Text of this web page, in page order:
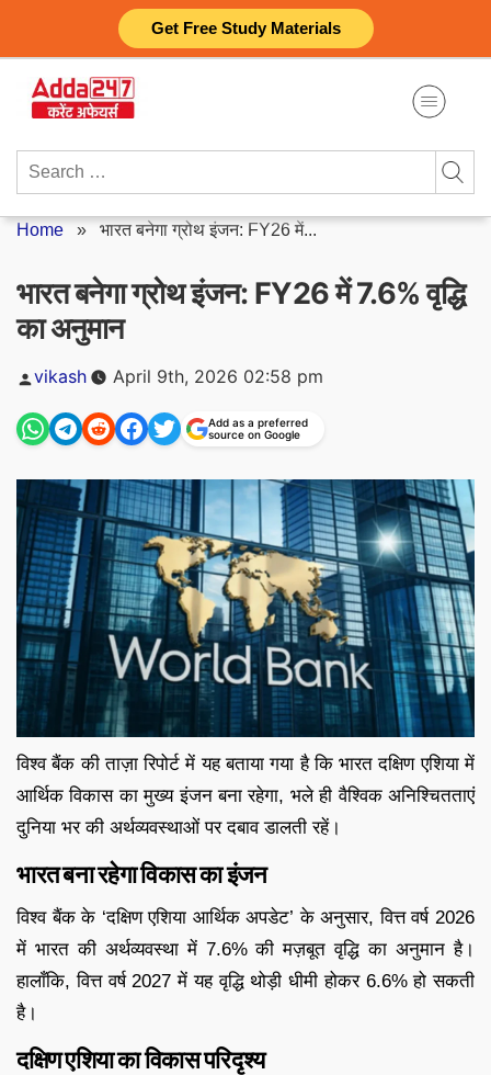
Get Free Study Materials
content
Search
Home » भारत बनेगा ग्रोथ इंजन: FY26 में...
भारत बनेगा ग्रोथ इंजन: FY26 में 7.6% वृद्धि
का अनुमान
Posted
vikash April 9th, 2026 02:58 pm
Add as a preferred
source on Google
विश्व बैंक की ताज़ा रिपोर्ट में यह बताया गया है कि भारत दक्षिण एशिया में
आर्थिक विकास का मुख्य इंजन बना रहेगा, भले ही वैश्विक अनिश्चितताएं
दुनिया भर की अर्थव्यवस्थाओं पर दबाव डालती रहें।
भारत बना रहेगा विकास का इंजन
विश्व बैंक के ‘दक्षिण एशिया आर्थिक अपडेट’ के अनुसार, वित्त वर्ष 2026
में भारत की अर्थव्यवस्था में 7.6% की मज़बूत वृद्धि का अनुमान है।
हालाँकि, वित्त वर्ष 2027 में यह वृद्धि थोड़ी धीमी होकर 6.6% हो सकती
है।
दक्षिण एशिया का विकास परिदृश्य